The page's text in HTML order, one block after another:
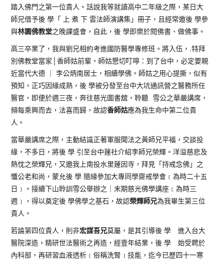
踏入佛門之第一位貴人。話說我等就讀高中二年級之際，某日大
師兄借予後 學「 上 煮 下 雲法師演講集」冊子，且經常邀後 學參
與林園佛教堂之晚課盛會，自此，後 學即樂於閱佛書、做佛事。
高三卒業了，我與劉兄相約考進國防醫學專修班。將入伍，.特拜
別佛教堂當家│香師姑前輩，師姑懇切叮嚀：到了台中，必定要親
近當代大德 ｜ 李公炳南居士，相續學佛。師姑之用心提撕，似有
預知，正巧因緣成熟，後 學被分發至台中大坑通訊營之醫務所任
醫官，即便於週三夜，奔往慈光圖書舘，聆聽 雪公之華嚴講席，
頻每乘興而去，法喜而歸，故認香師姑應為我生命中第二位貴
人。
當華嚴講席之際，主動結識正著軍服聞法之黃師兄平福，交談投
緣，不多日，將後 學 引至台中蓮社介紹李師兄榮輝。洋溢慈悲及
熱忱之榮輝兄，又邀我上南投水里蓮因寺，拜見「持戒念佛」之
懺公老和尚，蒙允後 學 隨緣參加大專同學齋戒學會﹝為時二十五
日﹞。接續下山聆訓雪公舉辦之｜末期慈光佛學講座﹝為時三
週﹞，得以奠定後 學佛學之基石，故認榮輝師兄為我畢生第三位
貴人。
若論第四位貴人，則非宏謀吾兄莫屬，是其引導後 學 進入台大
醫院深造，精研世法醫術之再造，經壹年結業，後 學 始受聘於
內科部，再研習血液透析﹝俗稱洗腎﹞技能，迄今已歷四十一寒